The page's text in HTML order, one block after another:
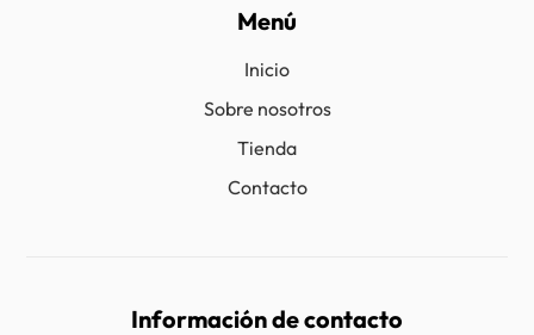
Menú
Inicio
Sobre nosotros
Tienda
Contacto
Información de contacto